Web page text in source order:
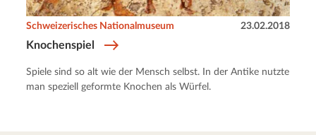
Knochenspiel
Schweizerisches Nationalmuseum 23.02.2018
Spiele sind so alt wie der Mensch selbst. In der Antike nutzte
man speziell geformte Knochen als Würfel.